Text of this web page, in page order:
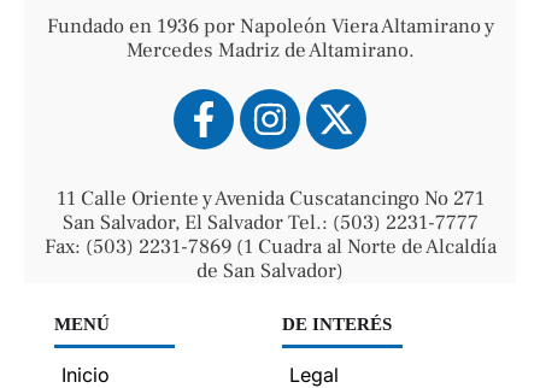
Fundado en 1936 por Napoleón Viera Altamirano y
Mercedes Madriz de Altamirano.
11 Calle Oriente y Avenida Cuscatancingo No 271
San Salvador, El Salvador Tel.: (503) 2231-7777
Fax: (503) 2231-7869 (1 Cuadra al Norte de Alcaldía
de San Salvador)
MENÚ
Inicio
DE INTERÉS
Legal